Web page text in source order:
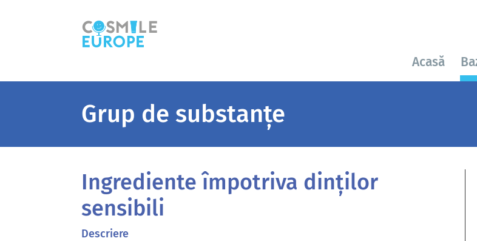
Acasă
Grup de substanțe
Ingrediente împotriva dinților
sensibili
Descriere